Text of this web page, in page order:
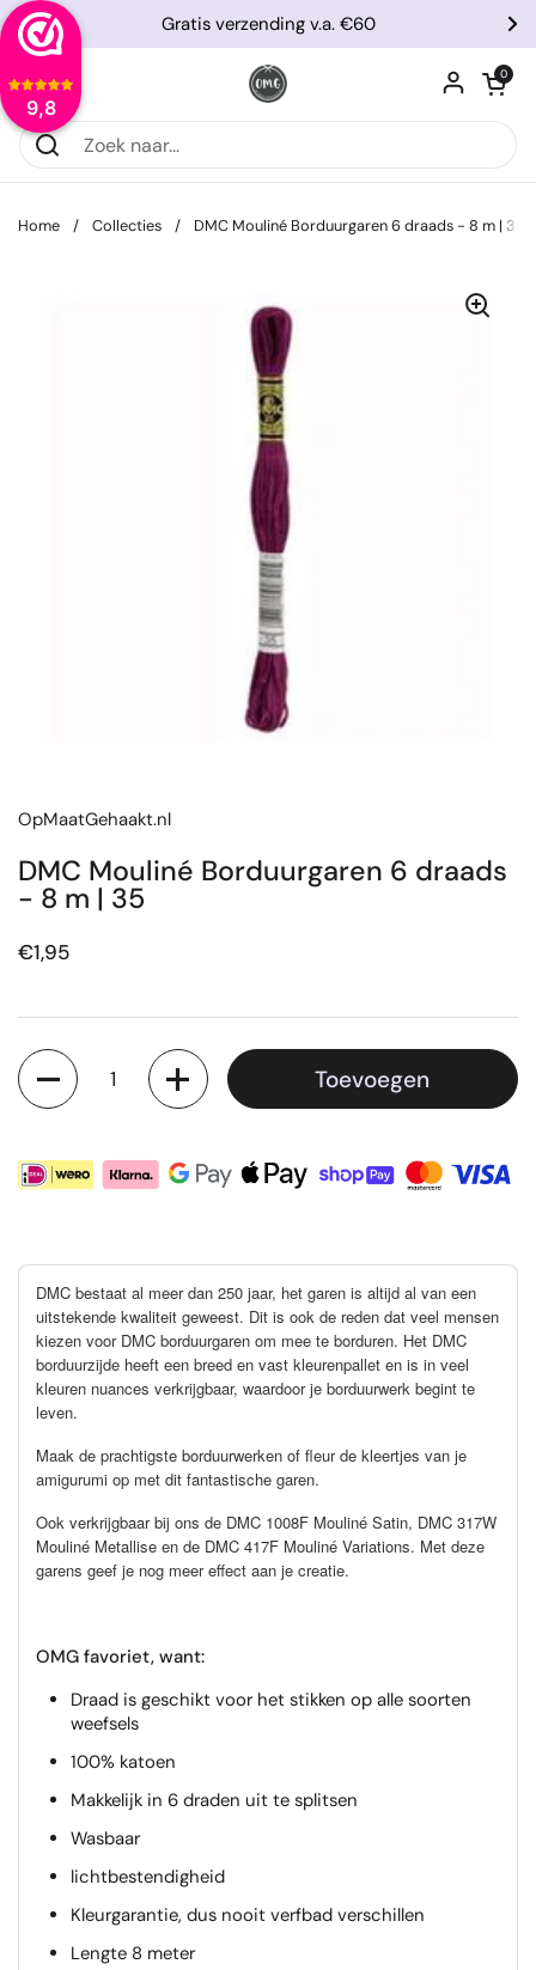
9,8
Ga naar content
Vorige
Gratis verzending v.a. €60
Menu openen
0
Home / Collecties / DMC Mouliné Borduurgaren 6 draads - 8 m | 35
OpMaatGehaakt.nl
DMC Mouliné Borduurgaren 6 draads
- 8 m | 35
Prijs:
€1,95
Aantal
Toevoegen
DMC bestaat al meer dan 250 jaar, het garen is altijd al van een
uitstekende kwaliteit geweest. Dit is ook de reden dat veel mensen
kiezen voor DMC borduurgaren om mee te borduren. Het DMC
borduurzijde heeft een breed en vast kleurenpallet en is in veel
kleuren nuances verkrijgbaar, waardoor je borduurwerk begint te
leven.
Maak de prachtigste borduurwerken of fleur de kleertjes van je
amigurumi op met dit fantastische garen.
Ook verkrijgbaar bij ons de DMC 1008F Mouliné Satin, DMC 317W
Mouliné Metallise en de DMC 417F Mouliné Variations. Met deze
garens geef je nog meer effect aan je creatie.
OMG favoriet, want:
Draad is geschikt voor het stikken op alle soorten
weefsels
100% katoen
Makkelijk in 6 draden uit te splitsen
Wasbaar
lichtbestendigheid
Kleurgarantie, dus nooit verfbad verschillen
Lengte 8 meter